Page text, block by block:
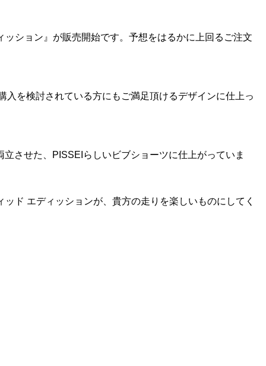
ション』が販売開始です。 予想をはるかに上回るご注文
を検討されている方にもご満足頂けるデザインに仕上っ
させた、PISSEIらしいビブショーツに仕上がっていま
ッド エディッションが、貴方の走りを楽しいものにしてく